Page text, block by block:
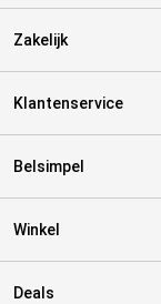
Zakelijk
Klantenservice
Belsimpel
Winkel
Deals